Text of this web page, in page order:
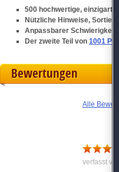
500 hochwertige,
Nützliche Hinweise,
Anpassbarer
Der zweite Teil von 1001
Bewertungen
Alle
verfasst